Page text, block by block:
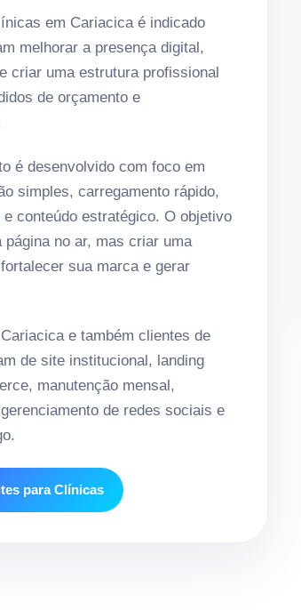
em Cariacica é indicado
melhorar a presença digital,
criar uma estrutura profissional
de orçamento e
é desenvolvido com foco em
simples, carregamento rápido,
conteúdo estratégico. O objetivo
no ar, mas criar uma
sua marca e gerar
e também clientes de
de site institucional, landing
manutenção mensal,
de redes sociais e
para Clínicas